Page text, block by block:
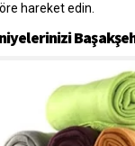
hareket edin.